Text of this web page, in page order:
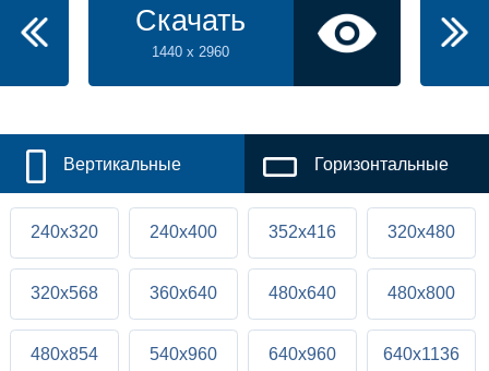
Скачать
1440 x 2960
Вертикальные Горизонтальные
240x320 240x400 352x416 320x480
320x568 360x640 480x640 480x800
480x854 540x960 640x960 640x1136